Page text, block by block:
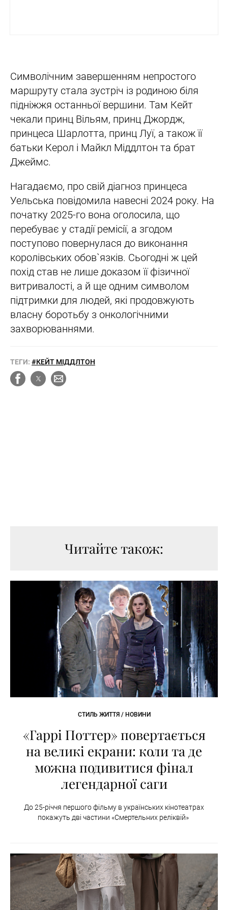
Символічним завершенням непростого
маршруту стала зустріч із родиною біля
підніжжя останньої вершини. Там Кейт
чекали принц Вільям, принц Джордж,
принцеса Шарлотта, принц Луї, а також її
батьки Керол і Майкл Міддлтон та брат
Джеймс.
Нагадаємо, про свій діагноз принцеса
Уельська повідомила навесні 2024 року. На
початку 2025-го вона оголосила, що
перебуває у стадії ремісії, а згодом
поступово повернулася до виконання
королівських обов`язків. Сьогодні ж цей
похід став не лише доказом її фізичної
витривалості, а й ще одним символом
підтримки для людей, які продовжують
власну боротьбу з онкологічними
захворюваннями.
ТЕГИ: #КЕЙТ МІДДЛТОН
Читайте також:
СТИЛЬ ЖИТТЯ / НОВИНИ
«Гаррі Поттер» повертається
на великі екрани: коли та де
можна подивитися фінал
легендарної саги
До 25-річчя першого фільму в українських кінотеатрах
покажуть дві частини «Смертельних реліквій»